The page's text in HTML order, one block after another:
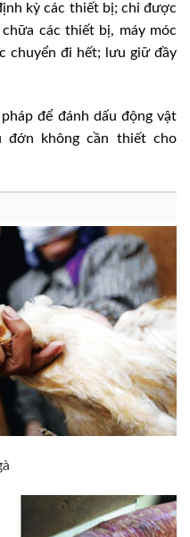
kỳ các thiết bị; chỉ được
các thiết bị, máy móc
chuyển đi hết; lưu giữ đầy
để đánh dấu động vật
đớn không cần thiết cho